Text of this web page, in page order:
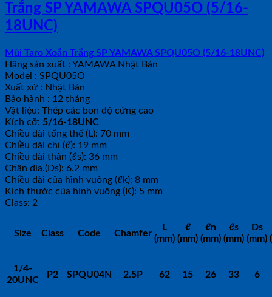
Trắng SP YAMAWA SPQU05O (5/16-
18UNC)
Mũi Taro Xoắn Trắng SP YAMAWA SPQU05O (5/16-18UNC)
Hãng sản xuất : YAMAWA Nhật Bản
Model : SPQU05O
Xuất xứ : Nhật Bản
Bảo hành : 12 tháng
Vật liệu: Thép các bon độ cứng cao
Kích cỡ: 5/16-18UNC
Chiều dài tổng thể (L): 70 mm
Chiều dài chỉ (ℓ): 19 mm
Chiều dài thân (ℓs): 36 mm
Chân dia.(Ds): 6.2 mm
Chiều dài của hình vuông (ℓk): 8 mm
Kích thước của hình vuông (K): 5 mm
Class: 2
Size Class Code Chamfer
L
(mm)
ℓ
(mm)
ℓn
(mm)
ℓs
(mm)
Ds
(mm)
1/4-
20UNC
P2 SPQU04N 2.5P 62 15 26 33 6